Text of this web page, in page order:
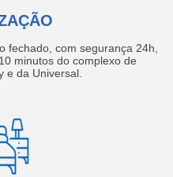
fechado, com segurança 24h,
minutos do complexo de
e da Universal.